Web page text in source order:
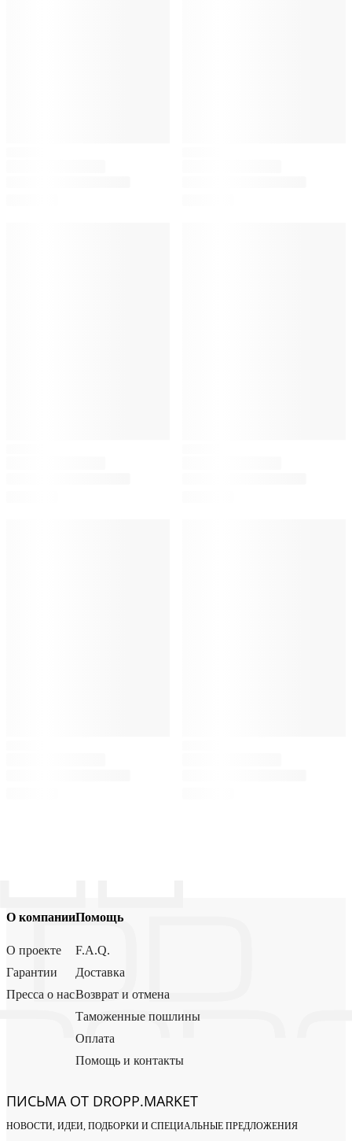
О компании
О проекте
Гарантии
Пресса о нас
Помощь
F.A.Q.
Доставка
Возврат и отмена
Таможенные пошлины
Оплата
Помощь и контакты
ПИСЬМА ОТ DROPP.MARKET
НОВОСТИ, ИДЕИ, ПОДБОРКИ И СПЕЦИАЛЬНЫЕ ПРЕДЛОЖЕНИЯ